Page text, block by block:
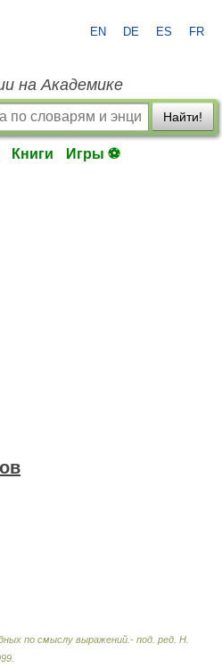
EN DE ES FR
на Академике
Найти!
Книги Игры ⚽
по смыслу выражений.- под. ред. Н.